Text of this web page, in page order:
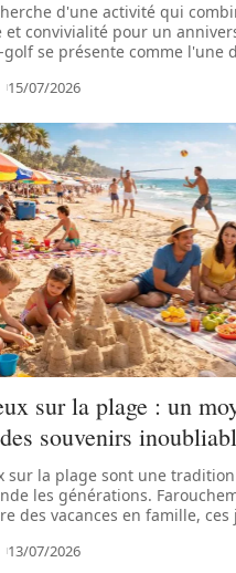
d'une activité qui
et convivialité pour un
golf se présente comme l'une
15/07/2026
sur la plage : un
souvenirs
sur la plage sont une
les générations.
des vacances en famille, ces
13/07/2026